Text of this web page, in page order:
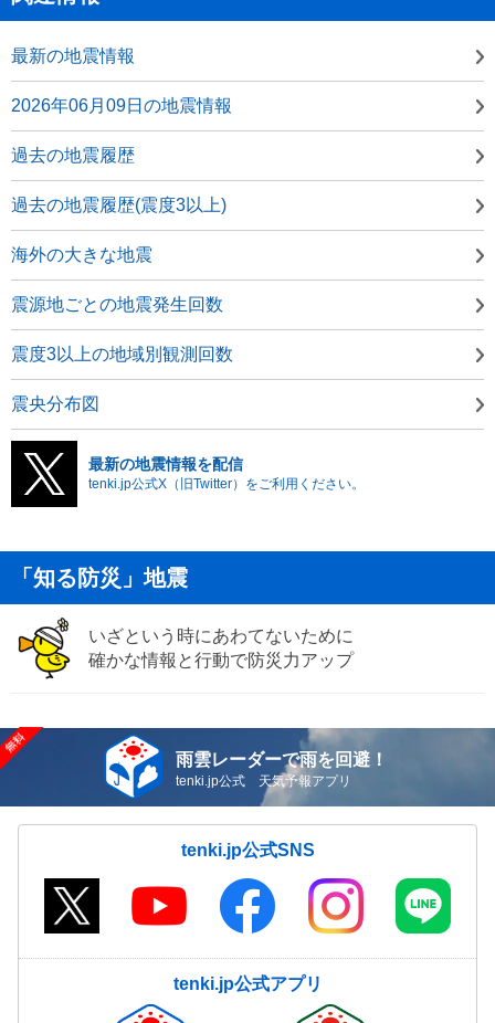
最新の地震情報
2026年06月09日の地震情報
過去の地震履歴
過去の地震履歴(震度3以上)
海外の大きな地震
震源地ごとの地震発生回数
震度3以上の地域別観測回数
震央分布図
最新の地震情報を配信
tenki.jp公式X（旧Twitter）をご利用ください。
「知る防災」地震
いざという時にあわてないために
確かな情報と行動で防災力アップ
雨雲レーダーで雨を回避！
tenki.jp公式 天気予報アプリ
tenki.jp公式SNS
tenki.jp公式アプリ